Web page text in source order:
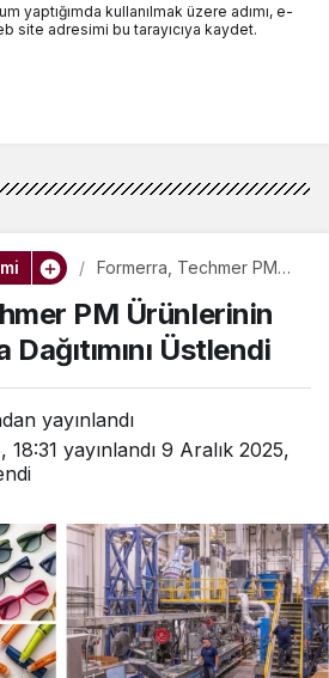
yaptığımda kullanılmak üzere adımı, e-
site adresimi bu tarayıcıya kaydet.
Formerra, Techmer PM
Amerika Dağıtımını
Üstlendi
PM Ürünlerinin
Üstlendi
yayınlandı
18:31 yayınlandı 9 Aralık 2025,